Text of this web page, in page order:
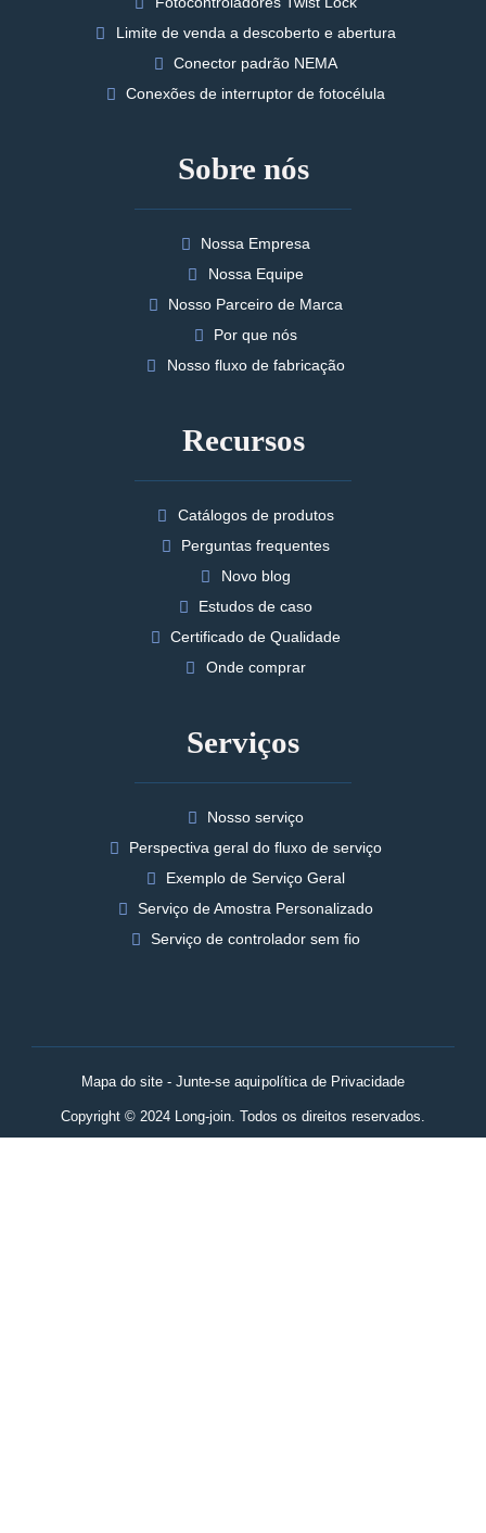
Limite de venda a descoberto e abertura
Conector padrão NEMA
Conexões de interruptor de fotocélula
Sobre nós
Nossa Empresa
Nossa Equipe
Nosso Parceiro de Marca
Por que nós
Nosso fluxo de fabricação
Recursos
Catálogos de produtos
Perguntas frequentes
Novo blog
Estudos de caso
Certificado de Qualidade
Onde comprar
Serviços
Nosso serviço
Perspectiva geral do fluxo de serviço
Exemplo de Serviço Geral
Serviço de Amostra Personalizado
Serviço de controlador sem fio
Mapa do site - Junte-se aquipolítica de Privacidade
Copyright © 2024 Long-join. Todos os direitos reservados.